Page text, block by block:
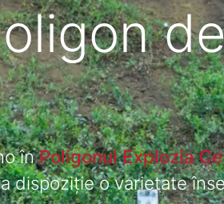
înPoligonul Explozia
dispoziție o varietate